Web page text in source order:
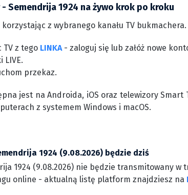
Semendrija 1924 na żywo krok po kroku
z wybranego kanału TV bukmachera.
TV z tego LINKA- zaloguj się lub załóż nowe
LIVE.
przekaz.
jest na Androida, iOS oraz telewizory Smart
z systemem Windows i macOS.
1924 (9.08.2026) będzie dziś
1924 (9.08.2026) nie będzie transmitowany
online - aktualną listę platform znajdziesz na